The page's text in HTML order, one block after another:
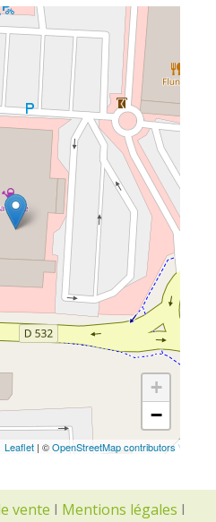
+
−
Leaflet | ©OpenStreetMap contributors
vente I Mentions légales I